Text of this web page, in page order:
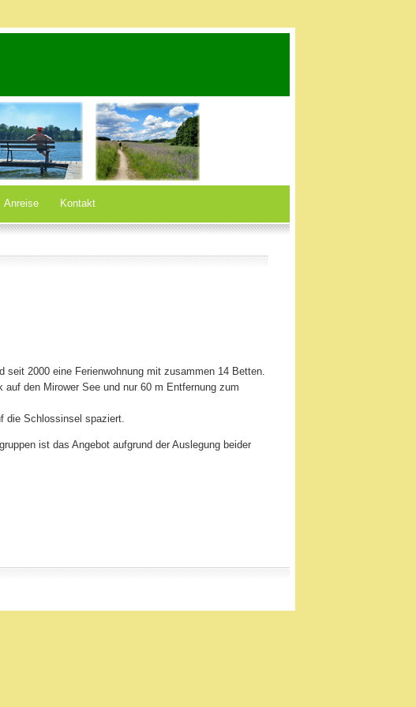
Anreise Kontakt
2000 eine Ferienwohnung mit zusammen 14 Betten.
den Mirower See und nur 60 m Entfernung zum
die Schlossinsel spaziert.
ist das Angebot aufgrund der Auslegung beider